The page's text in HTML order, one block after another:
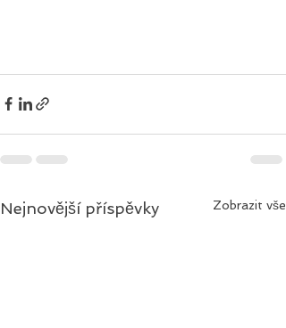
Nejnovější příspěvky Zobrazit vše